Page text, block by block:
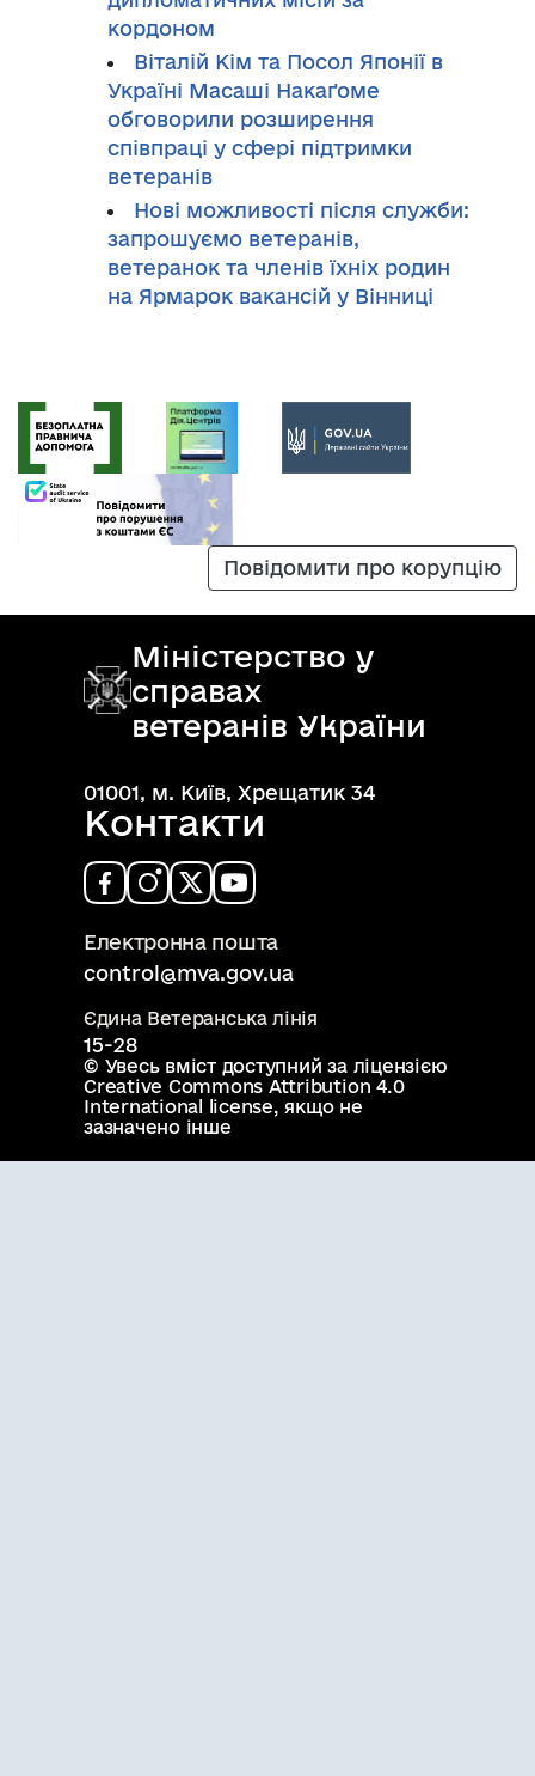
кордоном
Віталій Кім та Посол Японії в
Україні Масаші Накаґоме
обговорили розширення
співпраці у сфері підтримки
ветеранів
Нові можливості після служби:
запрошуємо ветеранів,
ветеранок та членів їхніх родин
на Ярмарок вакансій у Вінниці
Повідомити про корупцію
Міністерство у
справах
ветеранів України
01001, м. Київ, Хрещатик 34
Контакти
Електронна пошта
control@mva.gov.ua
Єдина Ветеранська лінія
15-28
© Увесь вміст доступний за ліцензією
Creative Commons Attribution 4.0
International license, якщо не
зазначено інше